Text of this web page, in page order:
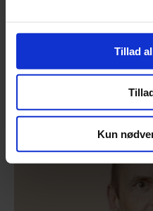
Tillad
Kun
frgh@beierholm.dk